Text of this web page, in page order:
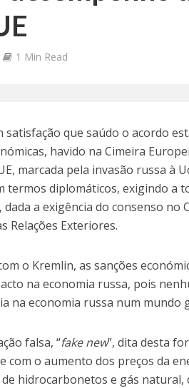
1 Min Read
satisfação que saúdo o acordo
havido na Cimeira
marcada pela invasão russa à
termos diplomáticos, exigindo a
a exigência do consenso no
Relações Exteriores.
o Kremlin, as sanções
na economia russa, pois
na economia russa num mundo
falsa, “fake new”, dita desta
com o aumento dos preços da
hidrocarbonetos e gás